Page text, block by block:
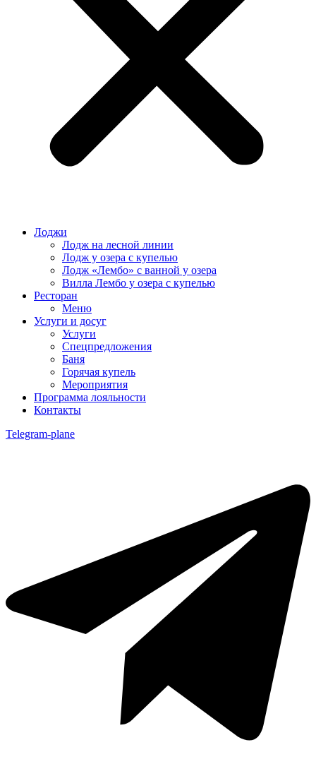
Лоджи
Лодж на лесной линии
Лодж у озера с купелью
Лодж «Лембо» с ванной у озера
Вилла Лембо у озера с купелью
Ресторан
Меню
Услуги и досуг
Услуги
Спецпредложения
Баня
Горячая купель
Мероприятия
Программа лояльности
Контакты
Telegram-plane